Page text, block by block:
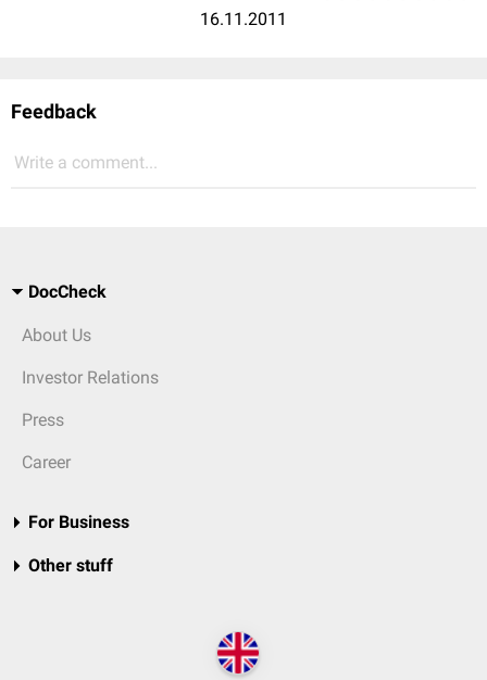
16.11.2011
Feedback
Write a comment...
DocCheck
About Us
Investor Relations
Press
Career
For Business
Other stuff